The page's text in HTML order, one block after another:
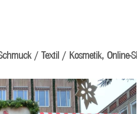
/ Textil / Kosmetik, Online-